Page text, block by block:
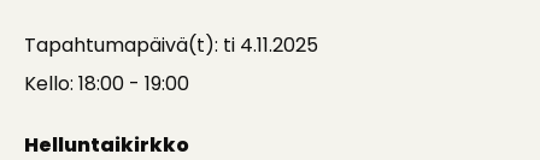
Tapahtumapäivä(t): ti 4.11.2025
Kello: 18:00 - 19:00
Helluntaikirkko